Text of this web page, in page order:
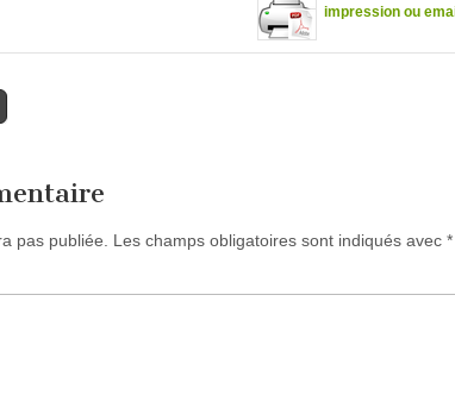
impression ou
pas publiée. Les champs obligatoires sont indiqués avec *